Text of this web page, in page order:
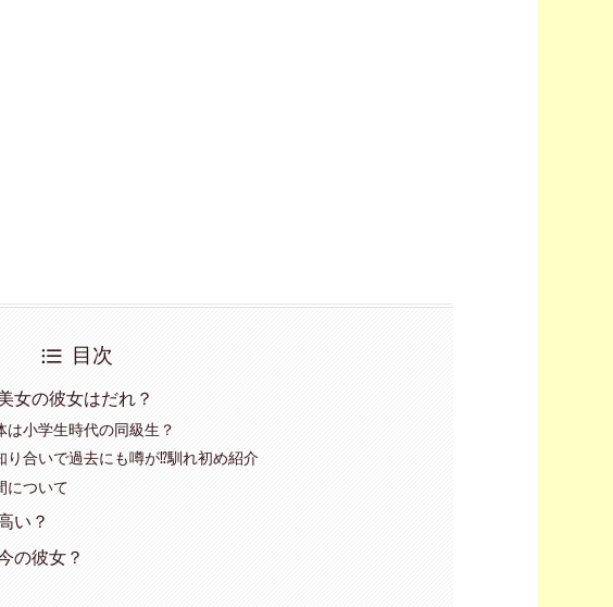
目次
女の彼女はだれ？
小学生時代の同級生？
合いで過去にも噂が⁉馴れ初め紹介
について
い？
の彼女？